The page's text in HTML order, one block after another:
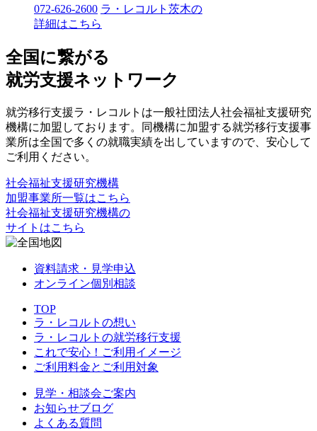
072-626-2600 ラ・レコルト茨木の
詳細はこちら
全国に繋がる
就労支援ネットワーク
就労移行支援ラ・レコルトは一般社団法人社会福祉支援研究
機構に加盟しております。同機構に加盟する就労移行支援事
業所は全国で多くの就職実績を出していますので、安心して
ご利用ください。
社会福祉支援研究機構
加盟事業所一覧はこちら
社会福祉支援研究機構の
サイトはこちら
資料請求・見学申込
オンライン個別相談
TOP
ラ・レコルトの想い
ラ・レコルトの就労移行支援
これで安心！ご利用イメージ
ご利用料金とご利用対象
見学・相談会ご案内
お知らせブログ
よくある質問